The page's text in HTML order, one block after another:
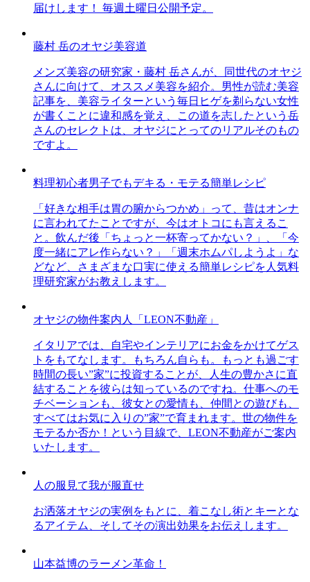
届けします！ 毎週土曜日公開予定。
藤村 岳のオヤジ美容道
メンズ美容の研究家・藤村 岳さんが、同世代のオヤジ
さんに向けて、オススメ美容を紹介。男性が読む美容
記事を、美容ライターという毎日ヒゲを剃らない女性
が書くことに違和感を覚え、この道を志したという岳
さんのセレクトは、オヤジにとってのリアルそのもの
ですよ。
料理初心者男子でもデキる・モテる簡単レシピ
「好きな相手は胃の腑からつかめ」って、昔はオンナ
に言われてたことですが、今はオトコにも言えるこ
と。飲んだ後「ちょっと一杯寄ってかない？」、「今
度一緒にアレ作らない？」「週末ホムパしようよ」な
どなど、さまざまな口実に使える簡単レシピを人気料
理研究家がお教えします。
オヤジの物件案内人「LEON不動産」
イタリアでは、自宅やインテリアにお金をかけてゲス
トをもてなします。もちろん自らも。もっとも過ごす
時間の長い”家”に投資することが、人生の豊かさに直
結することを彼らは知っているのですね。仕事へのモ
チベーションも、彼女との愛情も、仲間との遊びも、
すべてはお気に入りの”家”で育まれます。世の物件を
モテるか否か！という目線で、LEON不動産がご案内
いたします。
人の服見て我が服直せ
お洒落オヤジの実例をもとに、着こなし術とキーとな
るアイテム、そしてその演出効果をお伝えします。
山本益博のラーメン革命！